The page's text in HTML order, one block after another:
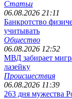
Статьи
06.08.2026 21:11
Банкротство
учитывать
Общество
06.08.2026 12:52
МВД забирает
лазейку
Происшествия
06.08.2026 11:39
263 дня мужества